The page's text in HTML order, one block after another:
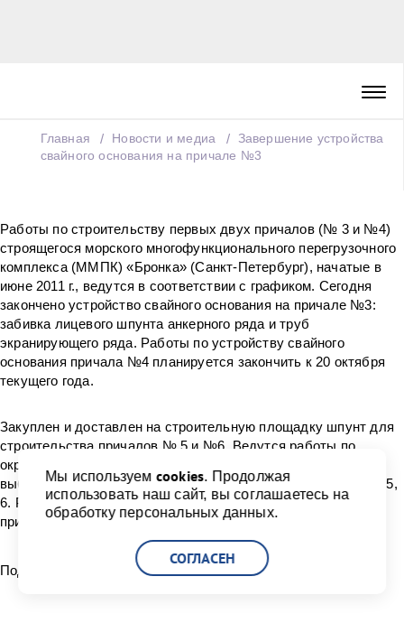
Главная Новости и медиа
Завершение устройства
свайного основания на причале №3
Работы по строительству первых двух причалов (№ 3 и №4)
строящегося морского многофункционального перегрузочного
комплекса (ММПК) «Бронка» (Санкт-Петербург), начатые в
июне 2011 г., ведутся в соответствии с графиком. Сегодня
закончено устройство свайного основания на причале №3:
забивка лицевого шпунта анкерного ряда и труб
экранирующего ряда. Работы по устройству свайного
основания причала №4 планируется закончить к 20 октября
текущего года.
Закуплен и доставлен на строительную площадку шпунт для
строительства причалов № 5 и №6. Ведутся работы по
окраске шпунта. В сентябре 2011 года проведен тендер и
выбраны субподрядчики для строительства причалов №№ 5,
6. Работы по устройству свайного основания данных
причалов планируется начать 24 октября 2011 г.
Поделиться:
Мы используем cookies. Продолжая
использовать наш сайт, вы соглашаетесь на
обработку персональных данных.
СОГЛАСЕН